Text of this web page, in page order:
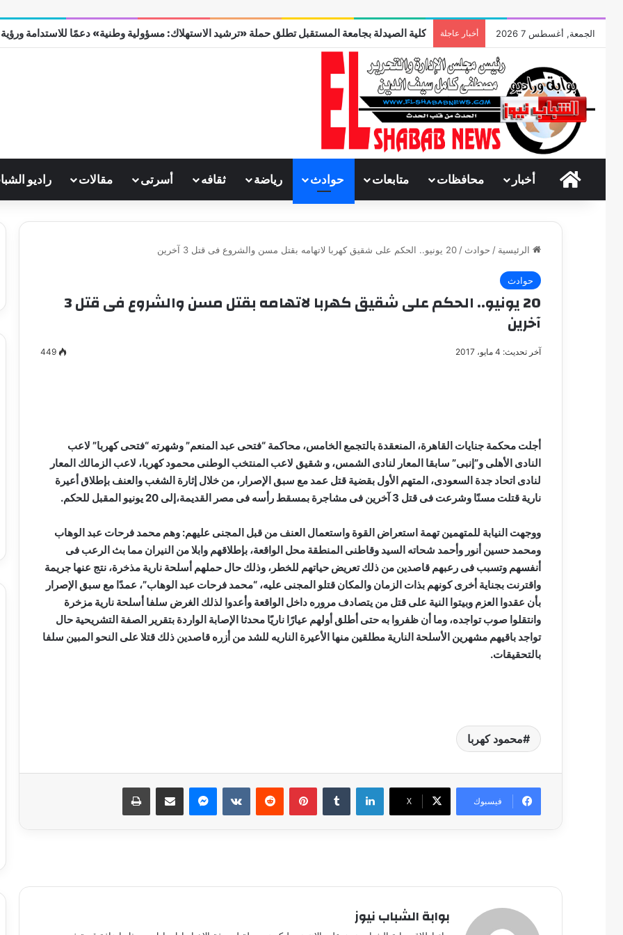
الجمعة, أغسطس 7 2026 أخبار عاجلة كلية الصيدلة بجامعة المستقبل تطلق حملة «ترشيد الاستهلاك: مسؤولية وطنية» دعمًا للاستدامة ورؤية مصر
الرئيسية
أخبار محافظات متابعات حوادث رياضة ثقافه أسرتى مقالات راديو
الرئيسية / حوادث / 20 يونيو.. الحكم على شقيق كهربا لاتهامه بقتل مسن والشروع فى قتل 3 آخرين
حوادث
20 يونيو.. الحكم على شقيق كهربا لاتهامه بقتل مسن والشروع فى قتل 3
آخرين
آخر تحديث: 4 مايو، 2017 449
أجلت محكمة جنايات القاهرة، المنعقدة بالتجمع الخامس، محاكمة “فتحى عبد المنعم” وشهرته “فتحى كهربا” لاعب
النادى الأهلى و”إنبى” سابقا المعار لنادى الشمس، و شقيق لاعب المنتخب الوطنى محمود كهربا، لاعب الزمالك المعار
لنادى اتحاد جدة السعودى، المتهم الأول بقضية قتل عمد مع سبق الإصرار، من خلال إثارة الشغب والعنف بإطلاق أعيرة
نارية قتلت مسنًا وشرعت فى قتل 3 آخرين فى مشاجرة بمسقط رأسه فى مصر القديمة،إلى 20 يونيو المقبل للحكم
.
ووجهت النيابة للمتهمين تهمة استعراض القوة واستعمال العنف من قبل المجنى عليهم: وهم محمد فرحات عبد الوهاب
ومحمد حسين أنور وأحمد شحاته السيد وقاطنى المنطقة محل الواقعة، بإطلاقهم وابلا من النيران مما بث الرعب فى
أنفسهم وتسبب فى رعبهم قاصدين من ذلك تعريض حياتهم للخطر، وذلك حال حملهم أسلحة نارية مذخرة، نتج عنها جريمة
واقترنت بجناية أخرى كونهم بذات الزمان والمكان قتلو المجنى عليه، “محمد فرحات عبد الوهاب”، عمدًا مع سبق الإصرار
بأن عقدوا العزم وبيتوا النية على قتل من يتصادف مروره داخل الواقعة وأعدوا لذلك الغرض سلفا أسلحة نارية مزخرة
وانتقلوا صوب تواجده، وما أن ظفروا به حتى أطلق أولهم عيارًا ناريًا محدثا الإصابة الواردة بتقرير الصفة التشريحية حال
تواجد باقيهم مشهرين الأسلحة النارية مطلقين منها الأعيرة الناريه للشد من أزره قاصدين ذلك قتلا على النحو المبين سلفا
بالتحقيقات.
محمود كهربا
فيسبوك ‫X
لينكدإن بينتيريست ماسنجر مشاركة عبر البريد طباعة
بوابة الشباب نيوز
كشف ملابسات ادعاء شخص باختطافه من
آخرين
….
يكتب
مايسه
عطوه
21
مصطفى كامل سيف الدين …. يكتب
مايسه عطوه كليوباترا القرن 21
….
يكتب
ميلاد
جديد
مصطفى كامل سيف الدين …. يكتب